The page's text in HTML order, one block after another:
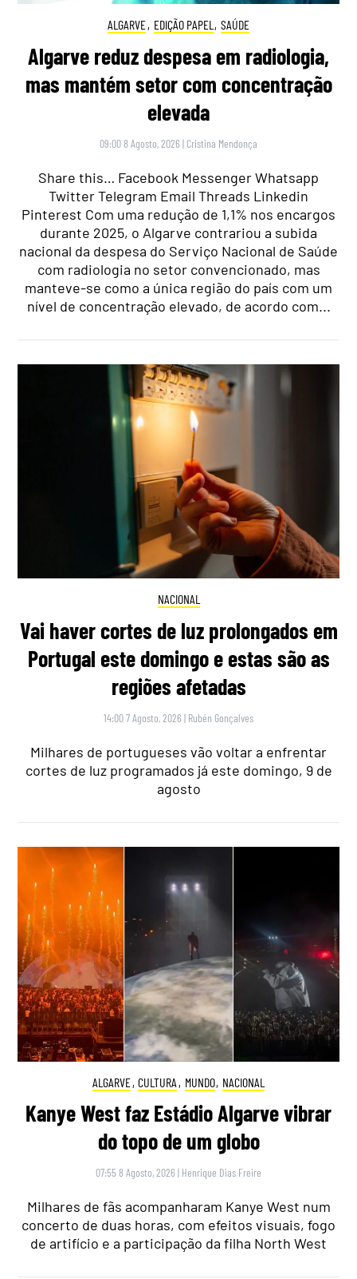
ALGARVE, EDIÇÃO PAPEL , SAÚDE
Algarve reduz despesa em radiologia,
mas mantém setor com concentração
elevada
09:00 8 Agosto, 2026 | Cristina Mendonça
Share this… Facebook Messenger Whatsapp
Twitter Telegram Email Threads Linkedin
Pinterest Com uma redução de 1,1% nos encargos
durante 2025, o Algarve contrariou a subida
nacional da despesa do Serviço Nacional de Saúde
com radiologia no setor convencionado, mas
manteve-se como a única região do país com um
nível de concentração elevado, de acordo com...
NACIONAL
Vai haver cortes de luz prolongados em
Portugal este domingo e estas são as
regiões afetadas
14:00 7 Agosto, 2026 | Rubén Gonçalves
Milhares de portugueses vão voltar a enfrentar
cortes de luz programados já este domingo, 9 de
agosto
ALGARVE, CULTURA , MUNDO, NACIONAL
Kanye West faz Estádio Algarve vibrar
do topo de um globo
07:55 8 Agosto, 2026 | Henrique Dias Freire
Milhares de fãs acompanharam Kanye West num
concerto de duas horas, com efeitos visuais, fogo
de artifício e a participação da filha North West